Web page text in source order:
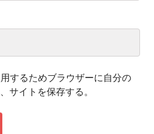
するためブラウザーに自分の
サイトを保存する。